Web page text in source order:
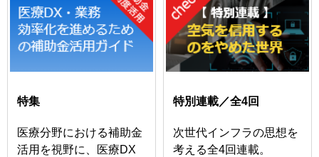
特集
医療分野における補助金
活用を視野に、医療DX
特別連載／全4回
次世代インフラの思想を
考える全4回連載。